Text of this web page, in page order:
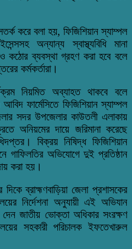
করে বলা হয়, ফিজিশিয়ান স্যাম্পল
অন্যান্য স্বাস্থ্যবিধি মানা
কঠোর ব্যবস্থা গ্রহণ করা হবে বলে
কর্মকর্তারা।
নিয়মিত অব্যাহত থাকবে বলে
আবিদ ফার্মেসিতে ফিজিশিয়ান স্যাম্পল
সদর উপজেলার কাউতলী এলাকায়
অনিয়মের দায়ে জরিমানা করেছে
বিক্রয় নিষিদ্ধ ফিজিশিয়ান
গাফিলতির অভিযোগে দুই প্রতিষ্ঠান
করা হয়।
ব্রাহ্মণবাড়িয়া জেলা প্রশাসকের
নির্দেশনা অনুযায়ী এই অভিযান
জাতীয় ভোক্তা অধিকার সংরক্ষণ
সহকারী পরিচালক ইফতেখারুল